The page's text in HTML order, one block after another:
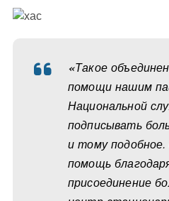
«Такое
помощи нашим
Национальной
подписывать
и тому
помощь
присоединение